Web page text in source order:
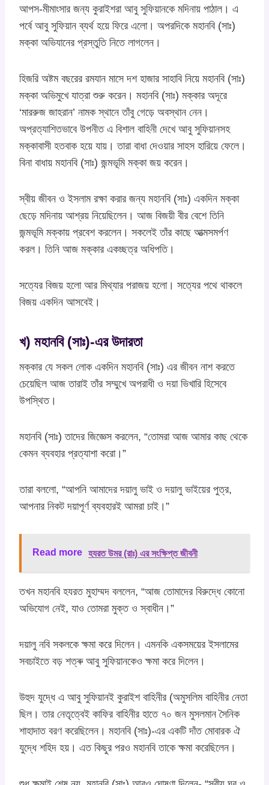
আপস-মীমাংসার জন্য কুরাইশরা আবু সুফিয়ানকে মদিনায় পাঠাল। এ
পর্বে আবু সুফিয়ান ব্যর্থ হয়ে ফিরে এলো। অপরদিকে মহানবি (সাঃ)
মক্কা অভিযানের প্রস্তুতি নিতে লাগলেন।
হিজরি অষ্টম বছরের রমযান মাসে দশ হাজার সাহাবি নিয়ে মহানবি (সাঃ)
মক্কা অভিমুখে যাত্রা শুরু করেন। মহানবি (সাঃ) মক্কার অদূরে
‘মাররুজ জাহরান’ নামক স্থানে তাঁবু গেড়ে অবস্থান নেন।
অপ্রত্যাশিতভাবে উপনীত এ বিশাল বাহিনী দেখে আবু সুফিয়ানসহ
মক্কাবাসী হতবাক হয়ে যায়। তারা বাধা দেওয়ার সাহস হারিয়ে ফেলে।
বিনা বাধায় মহানবি (সাঃ) জন্মভূমি মক্কা জয় করেন।
স্বীয় জীবন ও ইসলাম রক্ষা করার জন্য মহানবি (সাঃ) একদিন মক্কা
ছেড়ে মদিনায় আশ্রয় নিয়েছিলেন। আজ বিজয়ী বীর বেশে তিনি
জন্মভূমি মক্কায় প্রবেশ করলেন। সকলেই তাঁর কাছে আত্মসমর্পণ
করল। তিনি আজ মক্কার একচ্ছত্র অধিপতি।
সত্যের বিজয় হলো আর মিথ্যার পরাজয় হলো। সত্যের পথে থাকলে
বিজয় একদিন আসবেই।
খ) মহানবি (সাঃ)-এর উদারতা
মক্কার যে সকল লোক একদিন মহানবি (সাঃ) এর জীবন নাশ করতে
চেয়েছিল আজ তারাই তাঁর সম্মুখে অপরাধী ও দয়া ভিখারি হিসেবে
উপস্থিত।
মহানবি (সাঃ) তাদের জিজ্ঞেস করলেন, “তোমরা আজ আমার কাছ থেকে
কেমন ব্যবহার প্রত্যাশা করো।”
তারা বললো, “আপনি আমাদের দয়ালু ভাই ও দয়ালু ভাইয়ের পুত্র,
আপনার নিকট দয়াপূর্ণ ব্যবহারই আমরা চাই।”
Read more হযরত উমর (রাঃ) এর সংক্ষিপ্ত জীবনী
তখন মহানবি হযরত মুহাম্মদ বললেন, “আজ তোমাদের বিরুদ্ধে কোনো
অভিযোগ নেই, যাও তোমরা মুক্ত ও স্বাধীন।”
দয়ালু নবি সকলকে ক্ষমা করে দিলেন। এমনকি একসময়ের ইসলামের
সবচাইতে বড় শত্ৰু আবু সুফিয়ানকেও ক্ষমা করে দিলেন।
উহুদ যুদ্ধে এ আবু সুফিয়ানই কুরাইশ বাহিনীর (অমুসলিম বাহিনীর নেতা
ছিল। তার নেতৃত্বেই কাফির বাহিনীর হাতে ৭০ জন মুসলমান সৈনিক
শাহাদাত বরণ করেছিলেন। মহানবি (সাঃ)-এর একটি দাঁত মোবারক ঐ
যুদ্ধে শহিদ হয়। এত কিছুর পরও মহানবি তাকে ক্ষমা করেছিলেন।